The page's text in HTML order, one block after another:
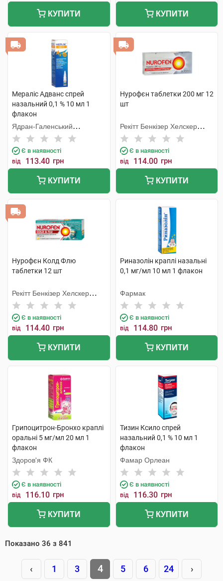
КУПИТИ КУПИТИ
Мераліс Адванс спрей
назальний 0,1 % 10 мл 1
флакон
Ядран-Галенський
Лабораторій
Є в наявності
від 113.40 грн
КУПИТИ
Нурофєн таблетки 200 мг 12
шт
Рекітт Бенкізер Хелскер
Інтернешнл
Є в наявності
від 114.00 грн
КУПИТИ
Нурофєн Колд Флю
таблетки 12 шт
Рекітт Бенкізер Хелскер
Інтернешнл
Є в наявності
від 114.40 грн
КУПИТИ
Риназолін краплі назальні
0,1 мг/мл 10 мл 1 флакон
Фармак
Є в наявності
від 114.80 грн
КУПИТИ
Грипоцитрон-Бронхо краплі
оральні 5 мг/мл 20 мл 1
флакон
Здоров'я ФК
Є в наявності
від 116.10 грн
КУПИТИ
Тизин Ксило спрей
назальний 0,1 % 10 мл 1
флакон
Фамар Орлеан
Є в наявності
від 116.30 грн
КУПИТИ
Показано 36 з 841
‹ 1 3 4 5 6 24 ›